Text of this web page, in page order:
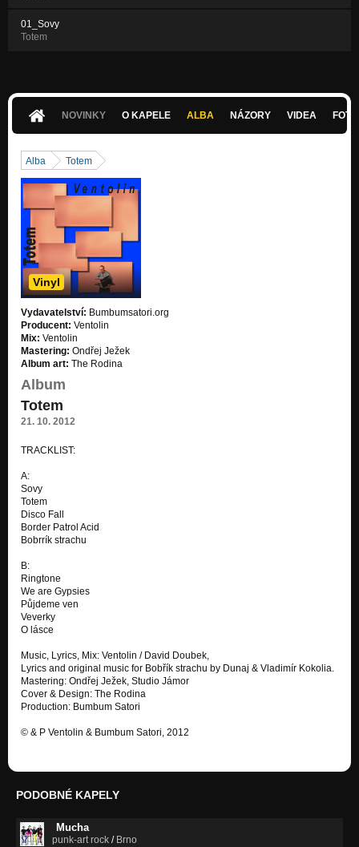
01_Sovy
Totem
NOVINKY O KAPELE ALBA NÁZORY VIDEA
Alba Totem
Vinyl
Vydavatelství: Bumbumsatori.org
Producent: Ventolin
Mix: Ventolin
Mastering: Ondřej Ježek
Album art: The Rodina
Album
Totem
21. 10. 2012
TRACKLIST:
A:
Sovy
Totem
Disco Fall
Border Patrol Acid
Bobrrík strachu
B:
Ringtone
We are Gypsies
Půjdeme ven
Veverky
O lásce
Music, Lyrics, Mix: Ventolin / David Doubek,
Lyrics and original music for Bobřík strachu by Dunaj & Vladimír Kokolia.
Mastering: Ondřej Ježek, Studio Jámor
Cover & Design: The Rodina
Production: Bumbum Satori
© & P Ventolin & Bumbum Satori, 2012
PODOBNÉ KAPELY
Mucha
punk-art rock / Brno